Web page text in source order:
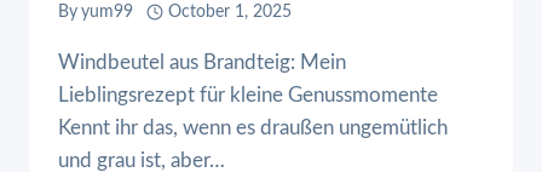
By yum99 October 1, 2025
Windbeutel aus Brandteig: Mein
Lieblingsrezept für kleine Genussmomente
Kennt ihr das, wenn es draußen ungemütlich
und grau ist, aber…